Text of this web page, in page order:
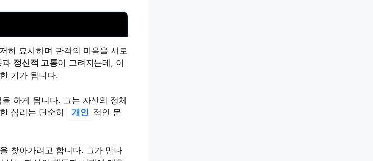
히 묘사하며 관객의 마음을 사로
과 정신적 고통이 그려지는데, 이
키가 됩니다.
하게 됩니다. 그는 자신의 정체
심리는 단순히
개인
적인 문
찾아가려고 합니다. 그가 만나